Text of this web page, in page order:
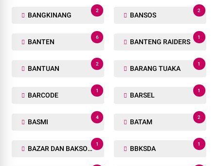
BANGKINANG
2
BANSOS
2
BANTEN
6
BANTENG RAIDERS
1
BANTUAN
2
BARANG TUAKA
1
BARCODE
1
BARSEL
1
BASMI
4
BATAM
2
BAZAR DAN BAKSOS RAMADHAN
1
BBKSDA
1